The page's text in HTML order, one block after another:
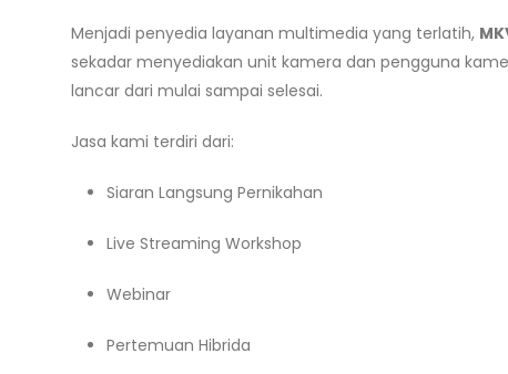
Menjadi penyedia layanan multimedia yang terlatih,
sekadar menyediakan unit kamera dan pengguna
lancar dari mulai sampai selesai.
Jasa kami terdiri dari:
Siaran Langsung Pernikahan
Live Streaming Workshop
Webinar
Pertemuan Hibrida